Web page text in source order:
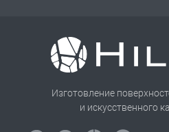
Изготовление
и искусственного